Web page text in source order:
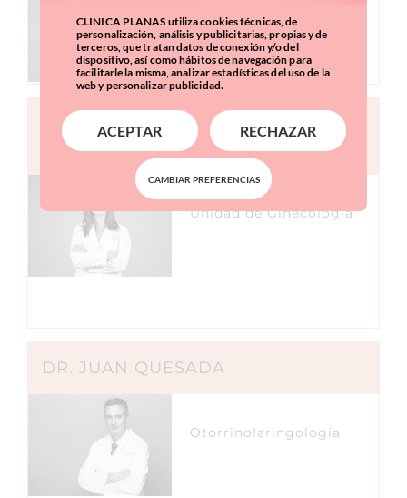
Medicina Regenerativa
DRA. BEATRIZ RUIZ DE GAUNA
VIVES
Unidad de Ginecología
DR. JUAN QUESADA
Otorrinolaringología
CLINICA PLANAS utiliza cookies técnicas, de
personalización, análisis y publicitarias, propias y de
terceros, que tratan datos de conexión y/o del
dispositivo, así como hábitos de navegación para
facilitarle la misma, analizar estadísticas del uso de la
web y personalizar publicidad.
ACEPTAR RECHAZAR
CAMBIAR PREFERENCIAS